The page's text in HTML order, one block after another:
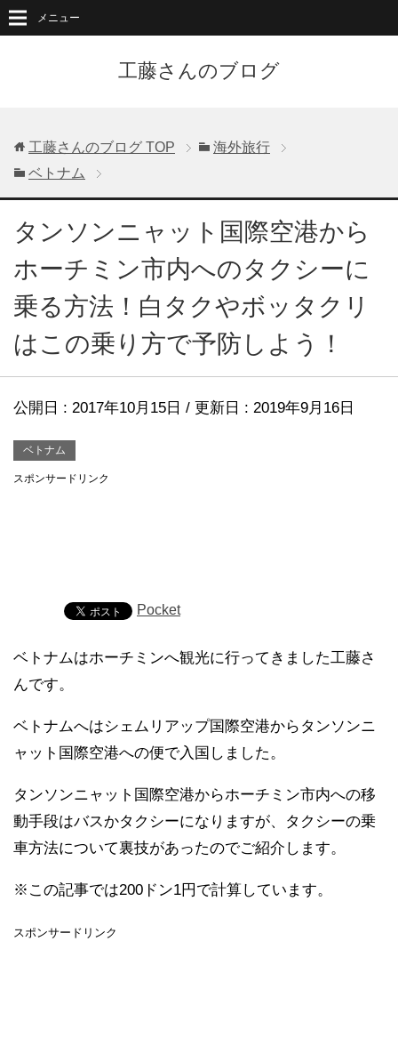
工藤さんのブログ
メニュー
工藤さんのブログ TOP
海外旅行
ベトナム
タンソンニャット国際空港から
ホーチミン市内へのタクシーに
乗る方法！白タクやボッタクリ
はこの乗り方で予防しよう！
公開日 : 2017年10月15日 / 更新日 : 2019年9月16日
ベトナム
スポンサードリンク
Pocket
ベトナムはホーチミンへ観光に行ってきました工藤さ
んです。
ベトナムへはシェムリアップ国際空港からタンソンニ
ャット国際空港への便で入国しました。
タンソンニャット国際空港からホーチミン市内への移
動手段はバスかタクシーになりますが、タクシーの乗
車方法について裏技があったのでご紹介します。
※この記事では200ドン1円で計算しています。
スポンサードリンク